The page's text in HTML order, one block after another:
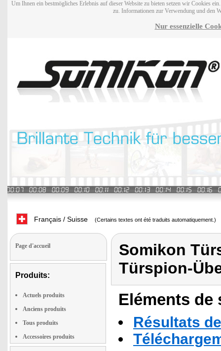
Um Ihnen ein bestmögliches Erlebnis auf dieser Website zu bieten setzen wir Cookies
zu. Informationen zur Verwendung und den
Nur essenzielle
Français / Suisse (Certains textes ont été traduits automatiquement.)
Page d'accueil
Produits:
Actuels produits
Anciens produits
Tous produits
Accessoires produits
Somikon
Türspion-
Eléments
Résultats